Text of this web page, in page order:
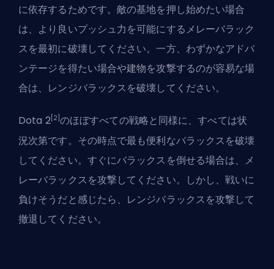
に依存するためです。敵の基地を押し始めたい場合
は、より良いプッシュ力を可能にするメレーバラック
スを最初に破壊してください。一方、わずかなアドバ
ンテージを得たい場合や建物を攻撃するのが容易な場
合は、レンジバラックスを破壊してください。
Dota 2 [2] のほぼすべての戦略と同様に、すべては状
況次第です。その時点で最も便利なバラックスを破壊
してください。すぐにバラックスを倒せる場合は、メ
レーバラックスを攻撃してください。しかし、戦いに
負けそうだと感じたら、レンジバラックスを攻撃して
撤退してください。